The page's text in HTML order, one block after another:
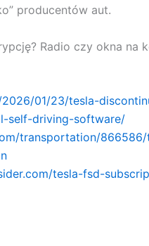
producentów aut.
Radio czy okna na
01/23/tesla-
self-driving-software/
transportation/
tesla-fsd-